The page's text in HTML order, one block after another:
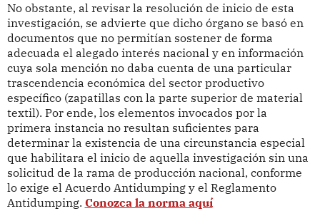
No obstante, al revisar la resolución de inicio de esta
investigación, se advierte que dicho órgano se basó en
documentos que no permitían sostener de forma
adecuada el alegado interés nacional y en información
cuya sola mención no daba cuenta de una particular
trascendencia económica del sector productivo
específico (zapatillas con la parte superior de material
textil). Por ende, los elementos invocados por la
primera instancia no resultan suficientes para
determinar la existencia de una circunstancia especial
que habilitara el inicio de aquella investigación sin una
solicitud de la rama de producción nacional, conforme
lo exige el Acuerdo Antidumping y el Reglamento
Antidumping. Conozca la norma aquí